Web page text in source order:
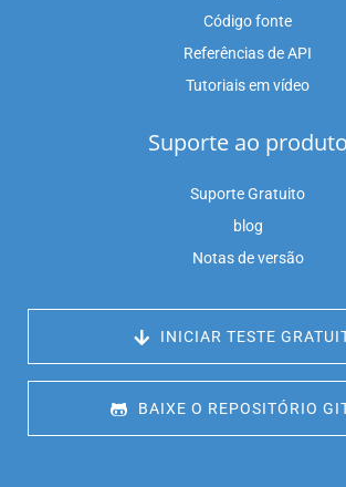
Código fonte
Referências de API
Tutoriais em vídeo
Suporte ao produto
Suporte Gratuito
blog
Notas de versão
INICIAR TESTE
BAIXE O REPOSITÓRIO